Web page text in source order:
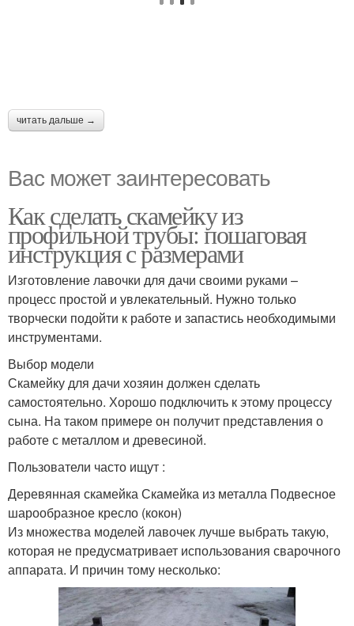
читать дальше →
Вас может заинтересовать
Как сделать скамейку из
профильной трубы: пошаговая
инструкция с размерами
Изготовление лавочки для дачи своими руками –
процесс простой и увлекательный. Нужно только
творчески подойти к работе и запастись необходимыми
инструментами.
Выбор модели
Скамейку для дачи хозяин должен сделать
самостоятельно. Хорошо подключить к этому процессу
сына. На таком примере он получит представления о
работе с металлом и древесиной.
Пользователи часто ищут :
Деревянная скамейка Скамейка из металла Подвесное
шарообразное кресло (кокон)
Из множества моделей лавочек лучше выбрать такую,
которая не предусматривает использования сварочного
аппарата. И причин тому несколько: